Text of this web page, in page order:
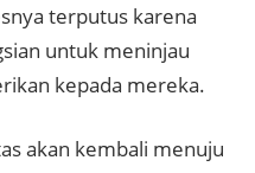
terputus karena
untuk meninjau
kepada mereka.
akan kembali menuju